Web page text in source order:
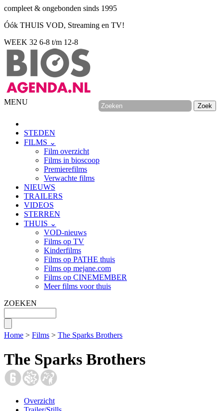
compleet & ongebonden sinds 1995
Óók THUIS VOD, Streaming en TV!
WEEK 32 6-8 t/m 12-8
MENU
STEDEN
FILMS ⌄
Film overzicht
Films in bioscoop
Premierefilms
Verwachte films
NIEUWS
TRAILERS
VIDEOS
STERREN
THUIS ⌄
VOD-nieuws
Films op TV
Kinderfilms
Films op PATHE thuis
Films op mejane.com
Films op CINEMEMBER
Meer films voor thuis
ZOEKEN
Home > Films > The Sparks Brothers
The Sparks Brothers
Overzicht